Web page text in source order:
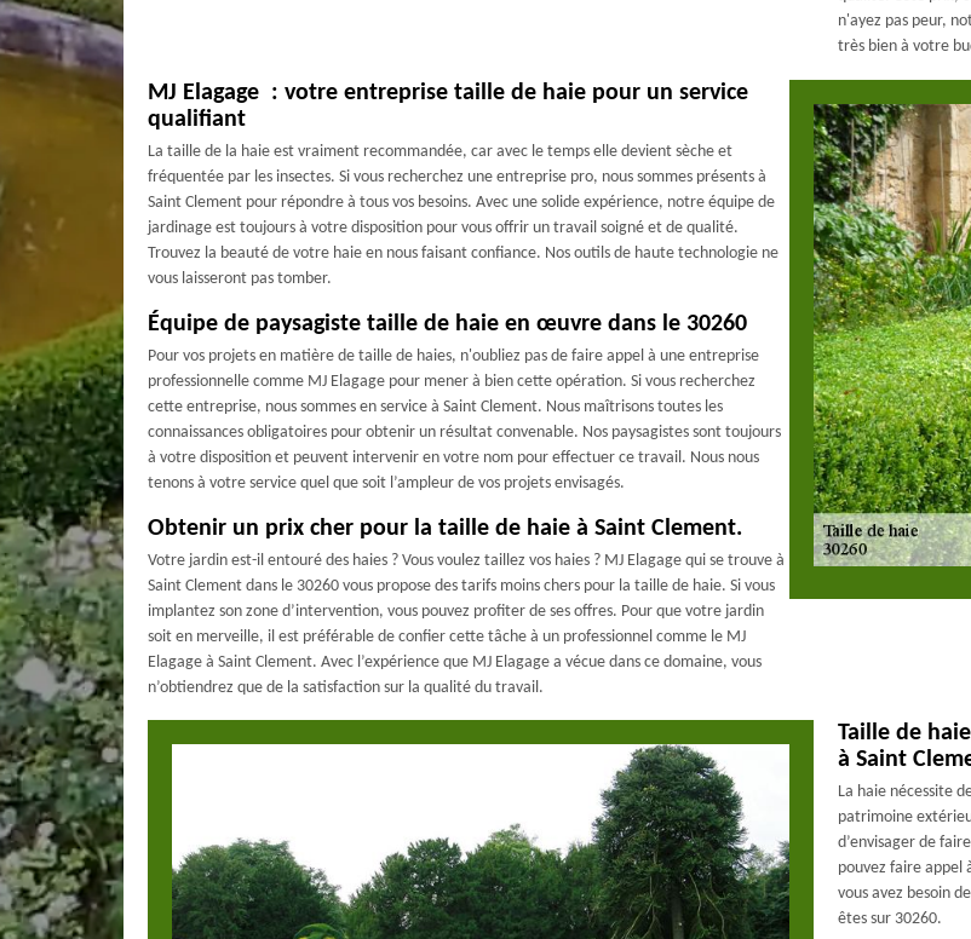
n'ayez pas peur,
très bien à votre
MJ Elagage : votre entreprise taille de haie pour un service
qualifiant
La taille de la haie est vraiment recommandée, car avec le temps elle devient sèche et
fréquentée par les insectes. Si vous recherchez une entreprise pro, nous sommes présents à
Saint Clement pour répondre à tous vos besoins. Avec une solide expérience, notre équipe de
jardinage est toujours à votre disposition pour vous offrir un travail soigné et de qualité.
Trouvez la beauté de votre haie en nous faisant confiance. Nos outils de haute technologie ne
vous laisseront pas tomber.
Équipe de paysagiste taille de haie en œuvre dans le 30260
Pour vos projets en matière de taille de haies, n'oubliez pas de faire appel à une entreprise
professionnelle comme MJ Elagage pour mener à bien cette opération. Si vous recherchez
cette entreprise, nous sommes en service à Saint Clement. Nous maîtrisons toutes les
connaissances obligatoires pour obtenir un résultat convenable. Nos paysagistes sont toujours
à votre disposition et peuvent intervenir en votre nom pour effectuer ce travail. Nous nous
tenons à votre service quel que soit l’ampleur de vos projets envisagés.
Obtenir un prix cher pour la taille de haie à Saint Clement.
Votre jardin est-il entouré des haies ? Vous voulez taillez vos haies ? MJ Elagage qui se trouve à
Saint Clement dans le 30260 vous propose des tarifs moins chers pour la taille de haie. Si vous
implantez son zone d’intervention, vous pouvez profiter de ses offres. Pour que votre jardin
soit en merveille, il est préférable de confier cette tâche à un professionnel comme le MJ
Elagage à Saint Clement. Avec l’expérience que MJ Elagage a vécue dans ce domaine, vous
n’obtiendrez que de la satisfaction sur la qualité du travail.
Taille de
à Saint
La haie nécessite
patrimoine
d’envisager de
pouvez faire appel
vous avez besoin
êtes sur 30260.